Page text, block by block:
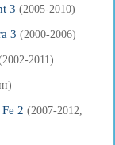
3 (2005-2010)
3 (2000-2006)
2011)
2 (2007-2012,